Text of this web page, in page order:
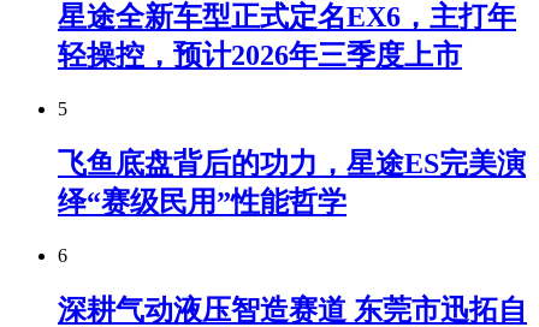
星途全新车型正式定名EX6，主打年
轻操控，预计2026年三季度上市
5
飞鱼底盘背后的功力，星途ES完美演
绎“赛级民用”性能哲学
6
深耕气动液压智造赛道 东莞市迅拓自